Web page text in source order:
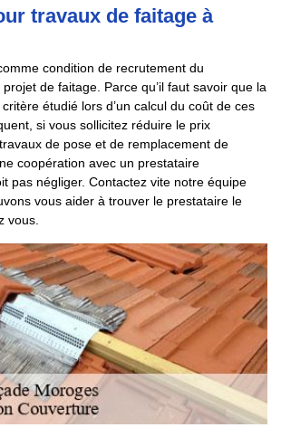
travaux de faitage à
condition de recrutement du
de faitage. Parce qu’il faut savoir que la
étudié lors d’un calcul du coût de ces
si vous sollicitez réduire le prix
de pose et de remplacement de
coopération avec un prestataire
pas négliger. Contactez vite notre équipe
vous aider à trouver le prestataire le
vous.